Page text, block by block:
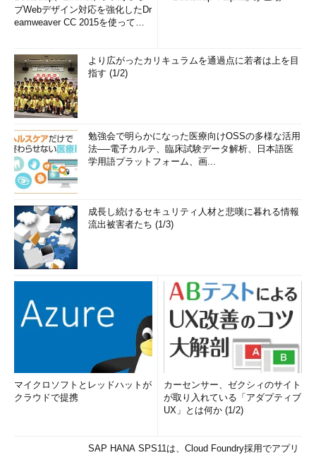
ブWebデザイン対応を強化したDr
eamweaver CC 2015を使って
より広がったカリキュラムを通過点に若者は上を目
指す (1/2)
勉強会で明らかになった医療向けOSSの多様な活用
法──電子カルテ、臨床試験データ解析、日本語医
学用語プラットフォーム、画...
成長し続けるセキュリティ人材と悲嘆に暮れる情報
流出被害者たち (1/3)
マイクロソフトとレッドハットが
クラウドで提携
カーセンサー、ゼクシィのサイト
が取り入れている「アダプティブ
UX」とは何か (1/2)
SAP HANA SPS11は、Cloud Foundry採用でアプリ